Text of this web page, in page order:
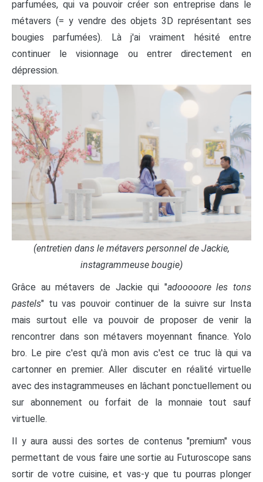
parfumées, qui va pouvoir créer son entreprise dans le
métavers (= y vendre des objets 3D représentant ses
bougies parfumées). Là j'ai vraiment hésité entre
continuer le visionnage ou entrer directement en
dépression.
(entretien dans le métavers personnel de Jackie,
instagrammeuse bougie)
Grâce au métavers de Jackie qui "adooooore les tons
pastels" tu vas pouvoir continuer de la suivre sur Insta
mais surtout elle va pouvoir de proposer de venir la
rencontrer dans son métavers moyennant finance. Yolo
bro. Le pire c'est qu'à mon avis c'est ce truc là qui va
cartonner en premier. Aller discuter en réalité virtuelle
avec des instagrammeuses en lâchant ponctuellement ou
sur abonnement ou forfait de la monnaie tout sauf
virtuelle.
Il y aura aussi des sortes de contenus "premium" vous
permettant de vous faire une sortie au Futuroscope sans
sortir de votre cuisine, et vas-y que tu pourras plonger